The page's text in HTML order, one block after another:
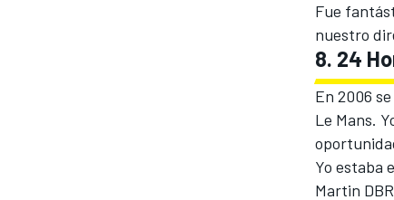
Fue
nuestro
8. 24
En 2006
Le Mans.
Yo estaba
Martin